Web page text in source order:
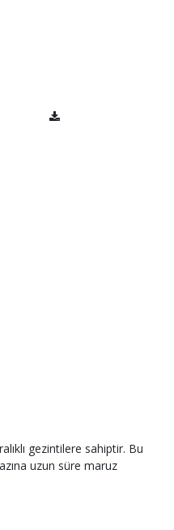
gezintilere sahiptir. Bu
uzun süre maruz